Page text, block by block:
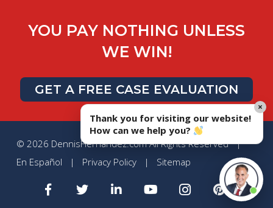
YOU PAY NOTHING UNLESS
WE WIN!
GET A FREE CASE EVALUATION
© 2026 DennisHernandez.com All Rights Reserved |
En Español | Privacy Policy | Sitemap
Thank you for visiting our website!
How can we help you?
×